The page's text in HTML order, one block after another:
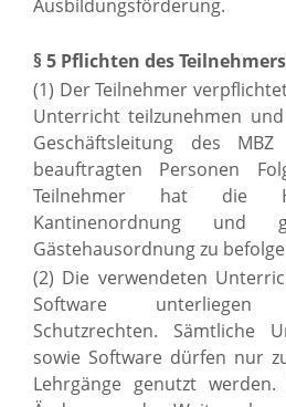
Ausbildungsförderung.
§ 5 Pflichten des Teilnehmers
(1) Der Teilnehmer
Unterricht teilzunehmen
Geschäftsleitung des
beauftragten Personen
Teilnehmer hat die
Kantinenordnung und
Gästehausordnung zu
(2) Die verwendeten
Software unterliegen
Schutzrechten. Sämtliche
sowie Software dürfen nur
Lehrgänge genutzt werden.